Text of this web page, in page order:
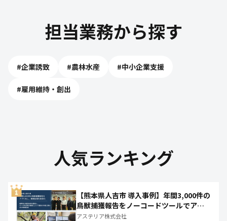
担当業務から探す
#企業誘致 #農林水産 #中小企業支援
#雇用維持・創出
人気ランキング
【熊本県人吉市 導入事例】年間3,000件の
鳥獣捕獲報告をノーコードツールでアプ
リ化し、月50時間の庁内作業を削減
アステリア株式会社